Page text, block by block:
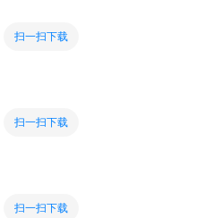
扫一扫下载
扫一扫下载
扫一扫下载